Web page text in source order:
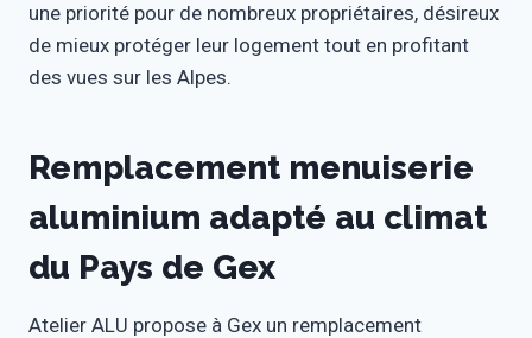
une priorité pour de nombreux propriétaires, désireux
de mieux protéger leur logement tout en profitant
des vues sur les Alpes.
Remplacement menuiserie
aluminium adapté au climat
du Pays de Gex
Atelier ALU propose à Gex un remplacement